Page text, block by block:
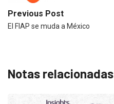
Previous Post
El FIAP se muda a México
Notas relacionadas